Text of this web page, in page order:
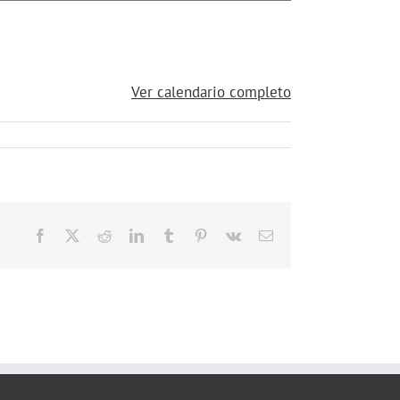
Ver calendario completo
Facebook RedditLinkedInTumblr Pinterest
Vk
Correo